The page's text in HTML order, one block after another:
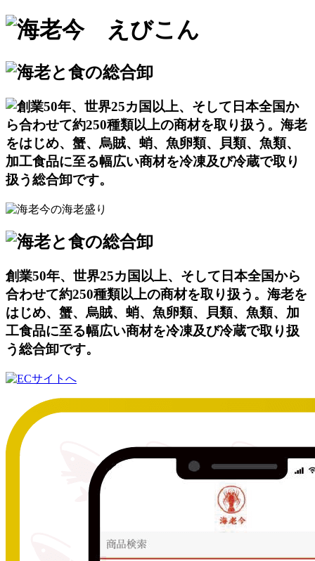
創業50年、世界25カ国以上、そして日本全国から
合わせて約250種類以上の商材を取り扱う。海老を
はじめ、蟹、烏賊、蛸、魚卵類、貝類、魚類、加
工食品に至る幅広い商材を冷凍及び冷蔵で取り扱
う総合卸です。